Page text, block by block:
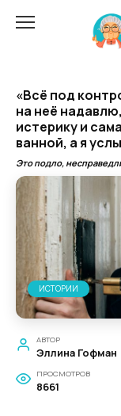
«Всё под
на неё
истерику и
ванной, а я
Это подло,
ИСТОРИИ
АВТОР
Эллина Гофман
ПРОСМОТРОВ
8661